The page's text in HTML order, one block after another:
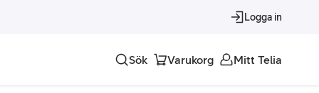
Logga in
Sök Varukorg Mitt Telia